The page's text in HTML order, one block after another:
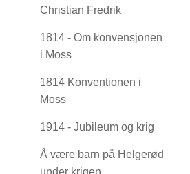
Christian Fredrik
1814 - Om konvensjonen
i Moss
1814 Konventionen i
Moss
1914 - Jubileum og krig
Å være barn på Helgerød